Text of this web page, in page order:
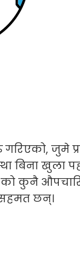
जुमे
बिना खुला
को कुनै
छन्।